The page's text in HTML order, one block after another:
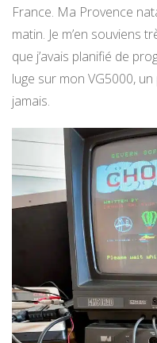
France. Ma Provence
matin. Je m’en souviens
que j’avais planifié de
luge sur mon VG5000,
jamais.